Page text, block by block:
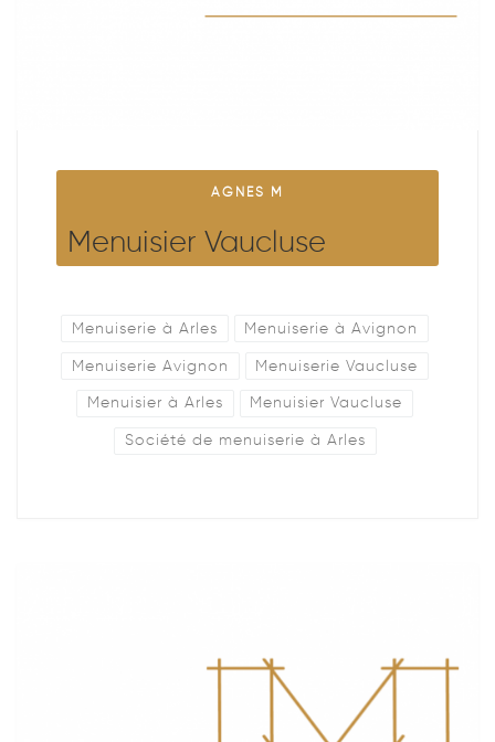
AGNES M
Menuisier Vaucluse
Menuiserie à Arles Menuiserie à Avignon
Menuiserie Avignon Menuiserie Vaucluse
Menuisier à Arles Menuisier Vaucluse
Société de menuiserie à Arles